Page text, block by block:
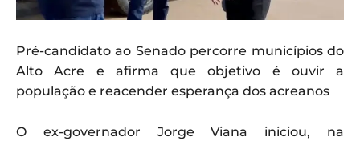
Pré-candidato ao Senado percorre municípios do
Alto Acre e afirma que objetivo é ouvir a
população e reacender esperança dos acreanos
O ex-governador Jorge Viana iniciou, na